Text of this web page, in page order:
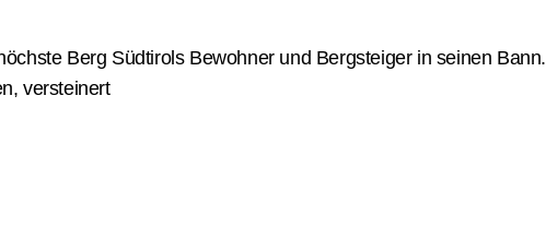
Berg Südtirols Bewohner und Bergsteiger in seinen Bann.
versteinert